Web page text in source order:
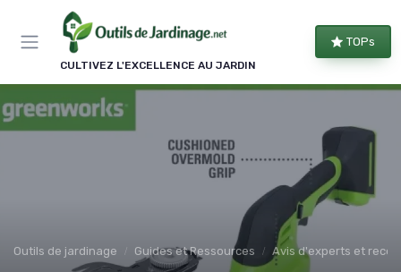
CULTIVEZ L'EXCELLENCE AU JARDIN
TOPs
Outils de jardinage Guides et Ressources Avis d'experts et
Panneau de gestion des cookies